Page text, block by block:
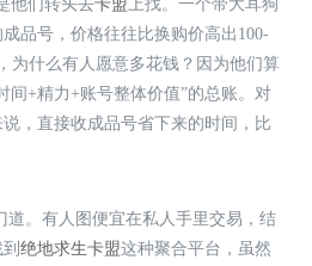
他们转头去卡盟上找。一个带大耳狗
品号，价格往往比换购价高出100-
为什么有人愿意多花钱？因为他们算
间+精力+账号整体价值”的总账。对
，直接收成品号省下来的时间，比
道。有人图便宜在私人手里交易，结
到绝地求生卡盟这种聚合平台，虽然